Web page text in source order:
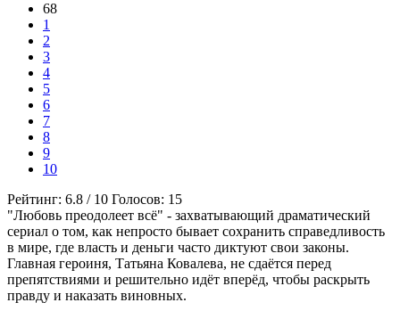
68
1
2
3
4
5
6
7
8
9
10
Рейтинг: 6.8 / 10 Голосов: 15
"Любовь преодолеет всё" - захватывающий драматический
сериал о том, как непросто бывает сохранить справедливость
в мире, где власть и деньги часто диктуют свои законы.
Главная героиня, Татьяна Ковалева, не сдаётся перед
препятствиями и решительно идёт вперёд, чтобы раскрыть
правду и наказать виновных.